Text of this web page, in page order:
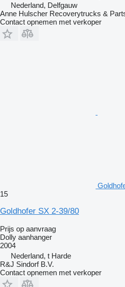
Nederland, Delfgauw
Anne Hulscher Recoverytrucks &
Contact opnemen met verkoper
15
Goldhofer SX 2-39/80
Prijs op aanvraag
Dolly aanhanger
2004
Nederland, t Harde
R&J Sindorf B.V.
Contact opnemen met verkoper